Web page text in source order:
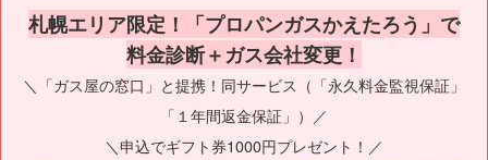
札幌エリア限定！「プロパンガスかえたろう」で
料金診断＋ガス会社変更！
＼「ガス屋の窓口」と提携！同サービス（「永久料金監視保証」
「１年間返金保証」）／
＼申込でギフト券1000円プレゼント！／